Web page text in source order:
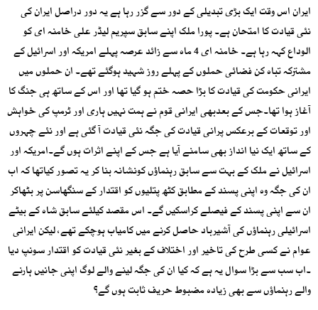
ایران اس وقت ایک بڑی تبدیلی کے دور سے گزر رہا ہے یہ دور دراصل ایران کی
نئی قیادت کا امتحان ہے۔ پورا ملک اپنے سابق سپریم لیڈر علی خامنہ ای کو
الوداع کہہ رہا ہے۔ خامنہ ای 4 ماہ سے زائد عرصہ پہلے امریکہ اور اسرائیل کے
مشترکہ تباہ کن فضائی حملوں کے پہلے روز شہید ہوگئے تھے۔ ان حملوں میں
ایرانی حکومت کی قیادت کا بڑا حصہ ختم ہو گیا تھا اور اس کے ساتھ ہی جنگ کا
آغاز ہوا تھا۔جس کے بعدبھی ایرانی قوم نے ہمت نہیں ہاری اور ٹرمپ کی خواہش
اور توقعات کے برعکس پرانی قیادت کی جگہ نئی قیادت آ گئی ہے اور نئے چہروں
کے ساتھ ایک نیا انداز بھی سامنے آیا ہے جس کے اپنے اثرات ہوں گے۔امریکہ اور
اسرائیل نے ملک کے بہت سے سابق رہنماؤں کونشانہ بنا کر یہ تصور کیاتھا کہ اب
ان کی جگہ وہ اپنی پسند کے مطابق کٹھ پتلیوں کو اقتدار کے سنگھاسن پر بٹھاکر
ان سے اپنی پسند کے فیصلے کراسکیں گے۔ اس مقصد کیلئے سابق شاہ کے بیٹے
اسرائیلی رہنماؤں کی آشیرباد حاصل کرنے میں کامیاب ہوچکے تھے، لیکن ایرانی
عوام نے کسی طرح کی تاخیر اور اختلاف کے بغیر نئی قیادت کو اقتدار سونپ دیا
۔اب سب سے بڑا سوال یہ ہے کہ کیا ان کی جگہ لینے والے لوگ اپنی جانیں ہارنے
والے رہنماؤں سے بھی زیادہ مضبوط حریف ثابت ہوں گے؟